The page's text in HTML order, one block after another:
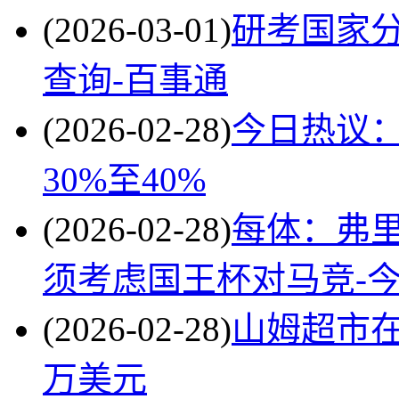
(2026-03-01)研考国家
查询-百事通
(2026-02-28)今日热议
30%至40%
(2026-02-28)每体：弗
须考虑国王杯对马竞-
(2026-02-28)山姆超市
万美元